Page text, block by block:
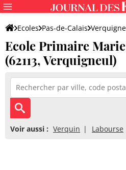
Ecoles Pas-de-Calais
Ecole Primaire Marie Paul Armand
Ecole Primaire
(62113, Verquigneul)
Voir aussi : Verquin Labourse